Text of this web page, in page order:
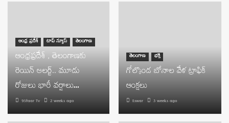
ఆంధ్ర ప్రదేశ్ టాప్ న్యూస్ తెలంగాణ
ఆంధ్రప్రదేశ్ , తెలంగాణకు
రెయిన్ అలర్ట్.. మూడు
రోజులు భారీ వర్షాలు…
9Staar Tv 2 weeks ago
తెలంగాణ భక్తి
గోల్కొండ బోనాల వేళ ట్రాఫిక్
ఆంక్షలు
Eswar 3 weeks ago